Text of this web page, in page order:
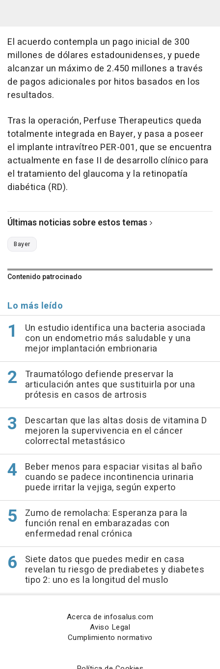
El acuerdo contempla un pago inicial de 300
millones de dólares estadounidenses, y puede
alcanzar un máximo de 2.450 millones a través
de pagos adicionales por hitos basados en los
resultados.
Tras la operación, Perfuse Therapeutics queda
totalmente integrada en Bayer, y pasa a poseer
el implante intravítreo PER-001, que se encuentra
actualmente en fase II de desarrollo clínico para
el tratamiento del glaucoma y la retinopatía
diabética (RD).
Últimas noticias sobre estos temas
Bayer
Contenido patrocinado
Lo más leído
Un estudio identifica una bacteria asociada
con un endometrio más saludable y una
mejor implantación embrionaria
Traumatólogo defiende preservar la
articulación antes que sustituirla por una
prótesis en casos de artrosis
Descartan que las altas dosis de vitamina D
mejoren la supervivencia en el cáncer
colorrectal metastásico
Beber menos para espaciar visitas al baño
cuando se padece incontinencia urinaria
puede irritar la vejiga, según experto
Zumo de remolacha: Esperanza para la
función renal en embarazadas con
enfermedad renal crónica
Siete datos que puedes medir en casa
revelan tu riesgo de prediabetes y diabetes
tipo 2: uno es la longitud del muslo
Acerca de infosalus.com
Aviso Legal
Cumplimiento normativo